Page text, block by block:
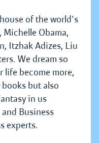
of the world's
Michelle Obama,
Itzhak Adizes, Liu
We dream so
life become more,
but also
in us
Business
experts.